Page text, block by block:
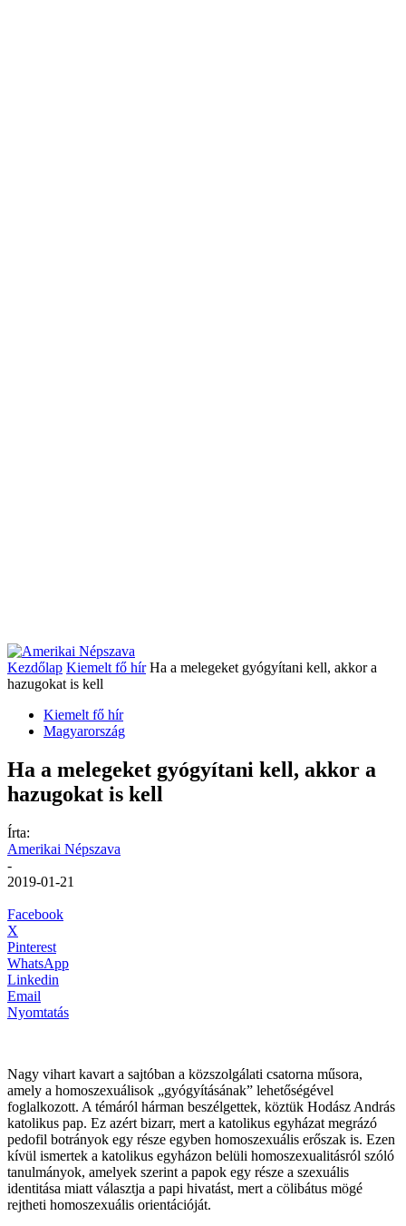
Kezdőlap Kiemelt fő hír Ha a melegeket gyógyítani kell, akkor a
hazugokat is kell
Kiemelt fő hír
Magyarország
Ha a melegeket gyógyítani kell, akkor a
hazugokat is kell
Írta:
Amerikai Népszava
-
2019-01-21
Facebook
X
Pinterest
WhatsApp
Linkedin
Email
Nyomtatás
Nagy vihart kavart a sajtóban a közszolgálati csatorna műsora,
amely a homoszexuálisok „gyógyításának” lehetőségével
foglalkozott. A témáról hárman beszélgettek, köztük Hodász András
katolikus pap. Ez azért bizarr, mert a katolikus egyházat megrázó
pedofil botrányok egy része egyben homoszexuális erőszak is. Ezen
kívül ismertek a katolikus egyházon belüli homoszexualitásról szóló
tanulmányok, amelyek szerint a papok egy része a szexuális
identitása miatt választja a papi hivatást, mert a cölibátus mögé
rejtheti homoszexuális orientációját.